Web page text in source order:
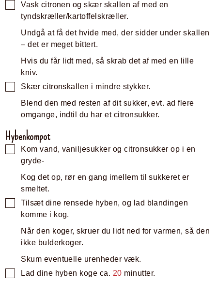
Vask citronen og skær skallen af med en
tyndskræller/kartoffelskræller.
Undgå at få det hvide med, der sidder under skallen
– det er meget bittert.
Hvis du får lidt med, så skrab det af med en lille
kniv.
Skær citronskallen i mindre stykker.
Blend den med resten af dit sukker, evt. ad flere
omgange, indtil du har et citronsukker.
Hybenkompot
Kom vand, vaniljesukker og citronsukker op i en
gryde-
Kog det op, rør en gang imellem til sukkeret er
smeltet.
Tilsæt dine rensede hyben, og lad blandingen
komme i kog.
Når den koger, skruer du lidt ned for varmen, så den
ikke bulderkoger.
Skum eventuelle urenheder væk.
Lad dine hyben koge ca. 20 minutter.